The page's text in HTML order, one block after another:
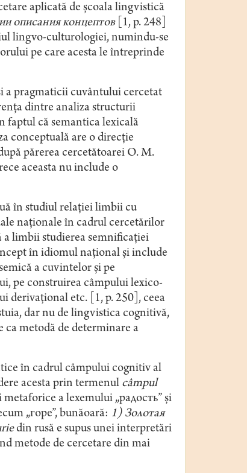
aplicată de școala lingvistică
описания концептов[1, p. 248]
lingvo-culturologiei, numindu-se
pe care acesta le întreprinde
a pragmaticii cuvântului cercetat
dintre analiza structurii
faptul că semantica lexicală
conceptuală are o direcţie
părerea cercetătoarei O. M.
aceasta nu include o
în studiul relației limbii cu
naţionale în cadrul cercetărilor
limbii studierea semnificaţiei
în idiomul naţional şi include
a cuvintelor şi pe
pe construirea câmpului lexico-
derivaţional etc. [1, p. 250], ceea
dar nu de lingvistica cognitivă,
ca metodă de determinare a
în cadrul câmpului cognitiv al
acesta prin termenul câmpul
a lexemului „радость” şi
„горе”, bunăoară: 1) Золотая
din rusă e supus unei interpretări
metode de cercetare din mai